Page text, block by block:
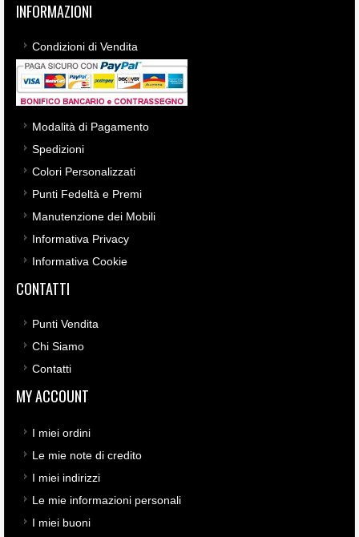
INFORMAZIONI
Condizioni di Vendita
Modalità di Pagamento
Spedizioni
Colori Personalizzati
Punti Fedeltà e Premi
Manutenzione dei Mobili
Informativa Privacy
Informativa Cookie
CONTATTI
Punti Vendita
Chi Siamo
Contatti
MY ACCOUNT
I miei ordini
Le mie note di credito
I miei indirizzi
Le mie informazioni personali
I miei buoni